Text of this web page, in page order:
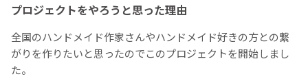
プロジェクトをやろうと思った理由
全国のハンドメイド作家さんやハンドメイド好きの方との繋
がりを作りたいと思ったのでこのプロジェクトを開始しまし
た。